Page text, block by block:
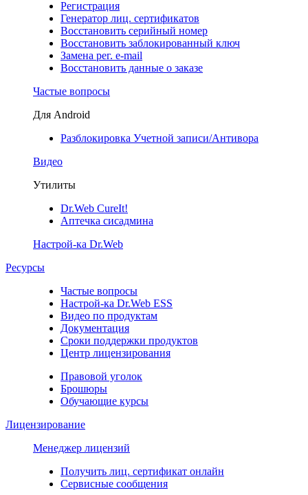
Регистрация
Генератор лиц. сертификатов
Восстановить серийный номер
Восстановить заблокированный ключ
Замена рег. e-mail
Восстановить данные о заказе
Частые вопросы
Для Android
Разблокировка Учетной записи/Антивора
Видео
Утилиты
Dr.Web CureIt!
Аптечка сисадмина
Настрой-ка Dr.Web
Ресурсы
Частые вопросы
Настрой-ка Dr.Web ESS
Видео по продуктам
Документация
Сроки поддержки продуктов
Центр лицензирования
Правовой уголок
Брошюры
Обучающие курсы
Лицензирование
Менеджер лицензий
Получить лиц. сертификат онлайн
Сервисные сообщения